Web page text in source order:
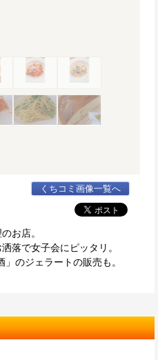
くちコミ画像一覧へ
お店。
落で女子会にピッタリ。
のジェラートの販売も。